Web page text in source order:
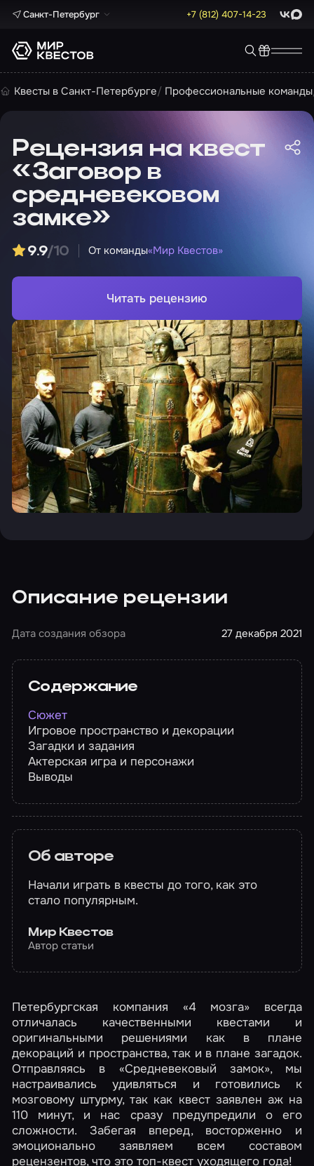
Санкт-Петербург +7 (812) 407-14-23 Max
Квесты в Санкт-Петербурге Профессиональные команды
Рецензия на квест
«Заговор в
средневековом
замке»
9.9/10 От команды«Мир Квестов»
Читать рецензию
Описание рецензии
Дата создания обзора 27 декабря 2021
Содержание
Сюжет
Игровое пространство и декорации
Загадки и задания
Актерская игра и персонажи
Выводы
Об авторе
Начали играть в квесты до того, как это
стало популярным.
Мир Квестов
Автор статьи
Петербургская компания «4 мозга» всегда
отличалась качественными квестами и
оригинальными решениями как в плане
декораций и пространства, так и в плане загадок.
Отправляясь в «Средневековый замок», мы
настраивались удивляться и готовились к
мозговому штурму, так как квест заявлен аж на
110 минут, и нас сразу предупредили о его
сложности. Забегая вперед, восторженно и
эмоционально заявляем всем составом
рецензентов, что это топ-квест уходящего года!